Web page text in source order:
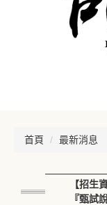
首頁 最新消息
【招生
『甄試